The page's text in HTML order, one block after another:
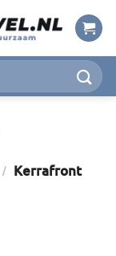
/ Kerrafront